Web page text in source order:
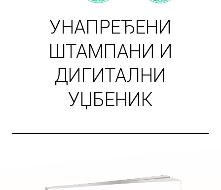
УНАПРЕЂЕНИ
ШТАМПАНИ И
ДИГИТАЛНИ
УЏБЕНИК